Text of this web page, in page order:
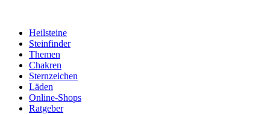
Heilsteine
Steinfinder
Themen
Chakren
Sternzeichen
Läden
Online-Shops
Ratgeber